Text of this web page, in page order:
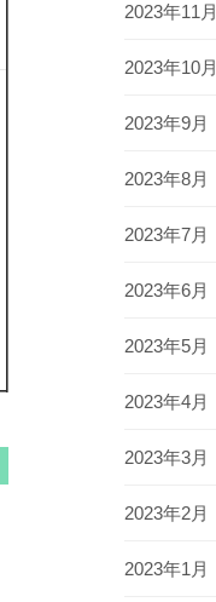
2023年11月
2023年10月
2023年9月
2023年8月
2023年7月
2023年6月
2023年5月
2023年4月
2023年3月
2023年2月
2023年1月